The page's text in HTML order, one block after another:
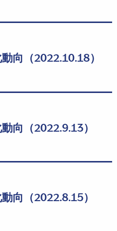
向（2022.10.18）
向（2022.9.13）
向（2022.8.15）